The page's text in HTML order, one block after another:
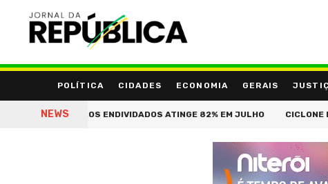
POLÍTICA CIDADES ECONOMIA GERAIS
NEWSENDIVIDADOS ATINGE 82% EM JULHO CICLONE BOMBA